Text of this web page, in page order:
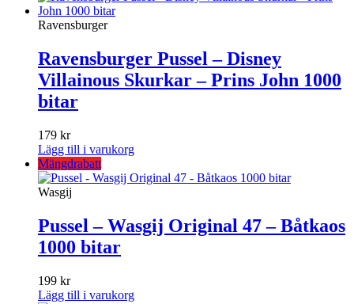
Ravensburger
Ravensburger Pussel – Disney
Villainous Skurkar – Prins John 1000
bitar
179 kr
Lägg till i varukorg
Mängdrabatt
Wasgij
Pussel – Wasgij Original 47 – Båtkaos
1000 bitar
199 kr
Lägg till i varukorg